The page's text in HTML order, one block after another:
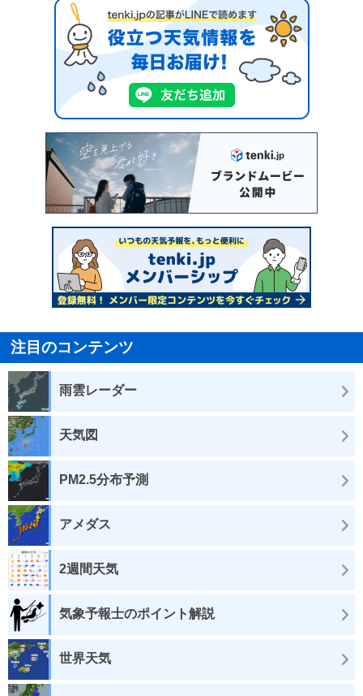
注目のコンテンツ
雨雲レーダー
天気図
PM2.5分布予測
アメダス
2週間天気
気象予報士のポイント解説
世界天気